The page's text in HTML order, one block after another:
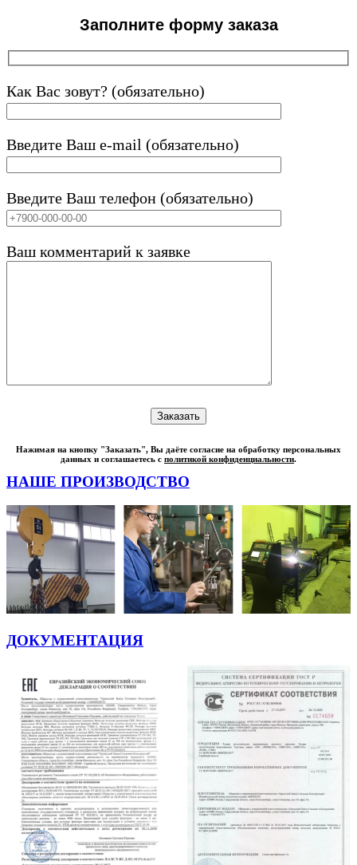
Заполните форму заказа
Как Вас зовут? (обязательно)
Введите Ваш e-mail (обязательно)
Введите Ваш телефон (обязательно)
Ваш комментарий к заявке
Нажимая на кнопку "Заказать", Вы даёте согласие на обработку персональных
данных и соглашаетесь с политикой конфиденциальности.
НАШЕ ПРОИЗВОДСТВО
ДОКУМЕНТАЦИЯ